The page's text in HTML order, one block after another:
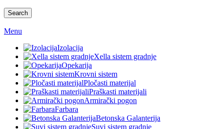
Search
Menu
Izolacija
Xella sistem gradnje
Opekarija
Krovni sistem
Pločasti materijal
Praškasti materijali
Armirački pogon
Farbara
Betonska Galanterija
Suvi sistem gradnje